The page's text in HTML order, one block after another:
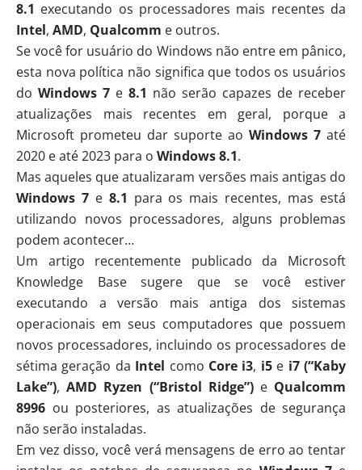
8.1 executando os processadores mais recentes da
Intel, AMD, Qualcomm e outros.
Se você for usuário do Windows não entre em pânico,
esta nova política não significa que todos os usuários
do Windows 7 e 8.1 não serão capazes de receber
atualizações mais recentes em geral, porque a
Microsoft prometeu dar suporte ao Windows 7 até
2020 e até 2023 para o Windows 8.1.
Mas aqueles que atualizaram versões mais antigas do
Windows 7e 8.1 para os mais recentes, mas está
utilizando novos processadores, alguns problemas
podem acontecer…
Um artigo recentemente publicado da Microsoft
Knowledge Base sugere que se você estiver
executando a versão mais antiga dos sistemas
operacionais em seus computadores que possuem
novos processadores, incluindo os processadores de
sétima geração da Intel como Core i3, i5e i7 (“Kaby
Lake”),AMD Ryzen (“Bristol Ridge”)e Qualcomm
8996 ou posteriores, as atualizações de segurança
não serão instaladas.
Em vez disso, você verá mensagens de erro ao tentar